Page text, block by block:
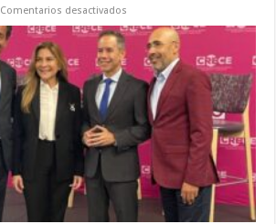
Comentarios desactivados
Mejía
participa
en
foro
sobre
desarrollo
ciudades
en
Puerto
Rico